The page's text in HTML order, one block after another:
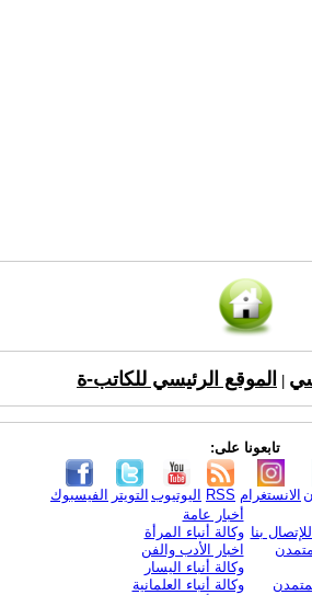
الموقع الرئيسي للكاتب-ة
تابعونا على:
الفيسبوك التويتر اليوتيوب RSS الانستغرام
بنا
أخبار عامة
وكالة أنباء المرأة
اخبار الأدب والفن
وكالة أنباء اليسار
وكالة أنباء العلمانية